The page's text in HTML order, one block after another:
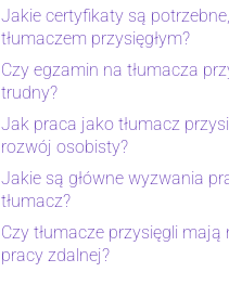
Jakie certyfikaty są
tłumaczem przysięgłym?
Czy egzamin na tłumacza
trudny?
Jak praca jako tłumacz
rozwój osobisty?
Jakie są główne wyzwania
tłumacz?
Czy tłumacze przysięgli
pracy zdalnej?